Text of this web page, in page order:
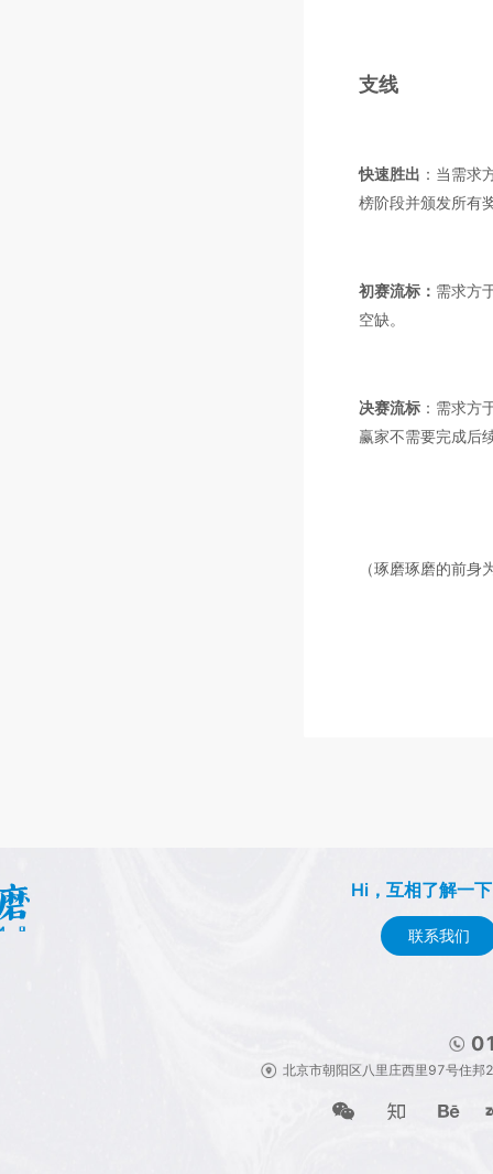
支线
快速胜出 ：当需求
榜阶段并颁发所有
初赛流标： 需求方
空缺。
决赛流标：需求方
赢家不需要完成后
（琢磨琢磨的前
Hi，互相了解一
联系我们
北京市朝阳区八里庄西里97号住